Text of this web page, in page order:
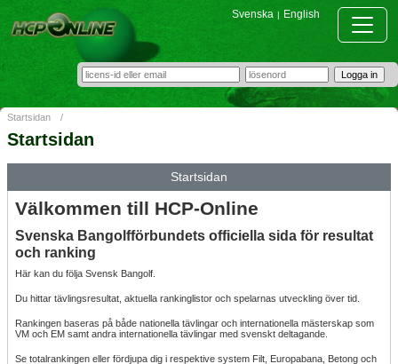
Svenska | English
Startsidan /
Startsidan
Startsidan
Välkommen till HCP-Online
Svenska Bangolfförbundets officiella sida för resultat
och ranking
Här kan du följa Svensk Bangolf.
Du hittar tävlingsresultat, aktuella rankinglistor och spelarnas utveckling över tid.
Rankingen baseras på både nationella tävlingar och internationella mästerskap som
VM och EM samt andra internationella tävlingar med svenskt deltagande.
Se totalrankingen eller fördjupa dig i respektive system Filt, Europabana, Betong och